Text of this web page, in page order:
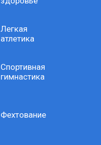
Легкая
атлетика
Спортивная
гимнастика
Фехтование